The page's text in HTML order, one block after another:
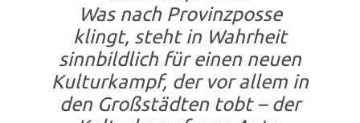
Was nach Provinzposse
klingt, steht in Wahrheit
sinnbildlich für einen neuen
Kulturkampf, der vor allem in
den Großstädten tobt – der